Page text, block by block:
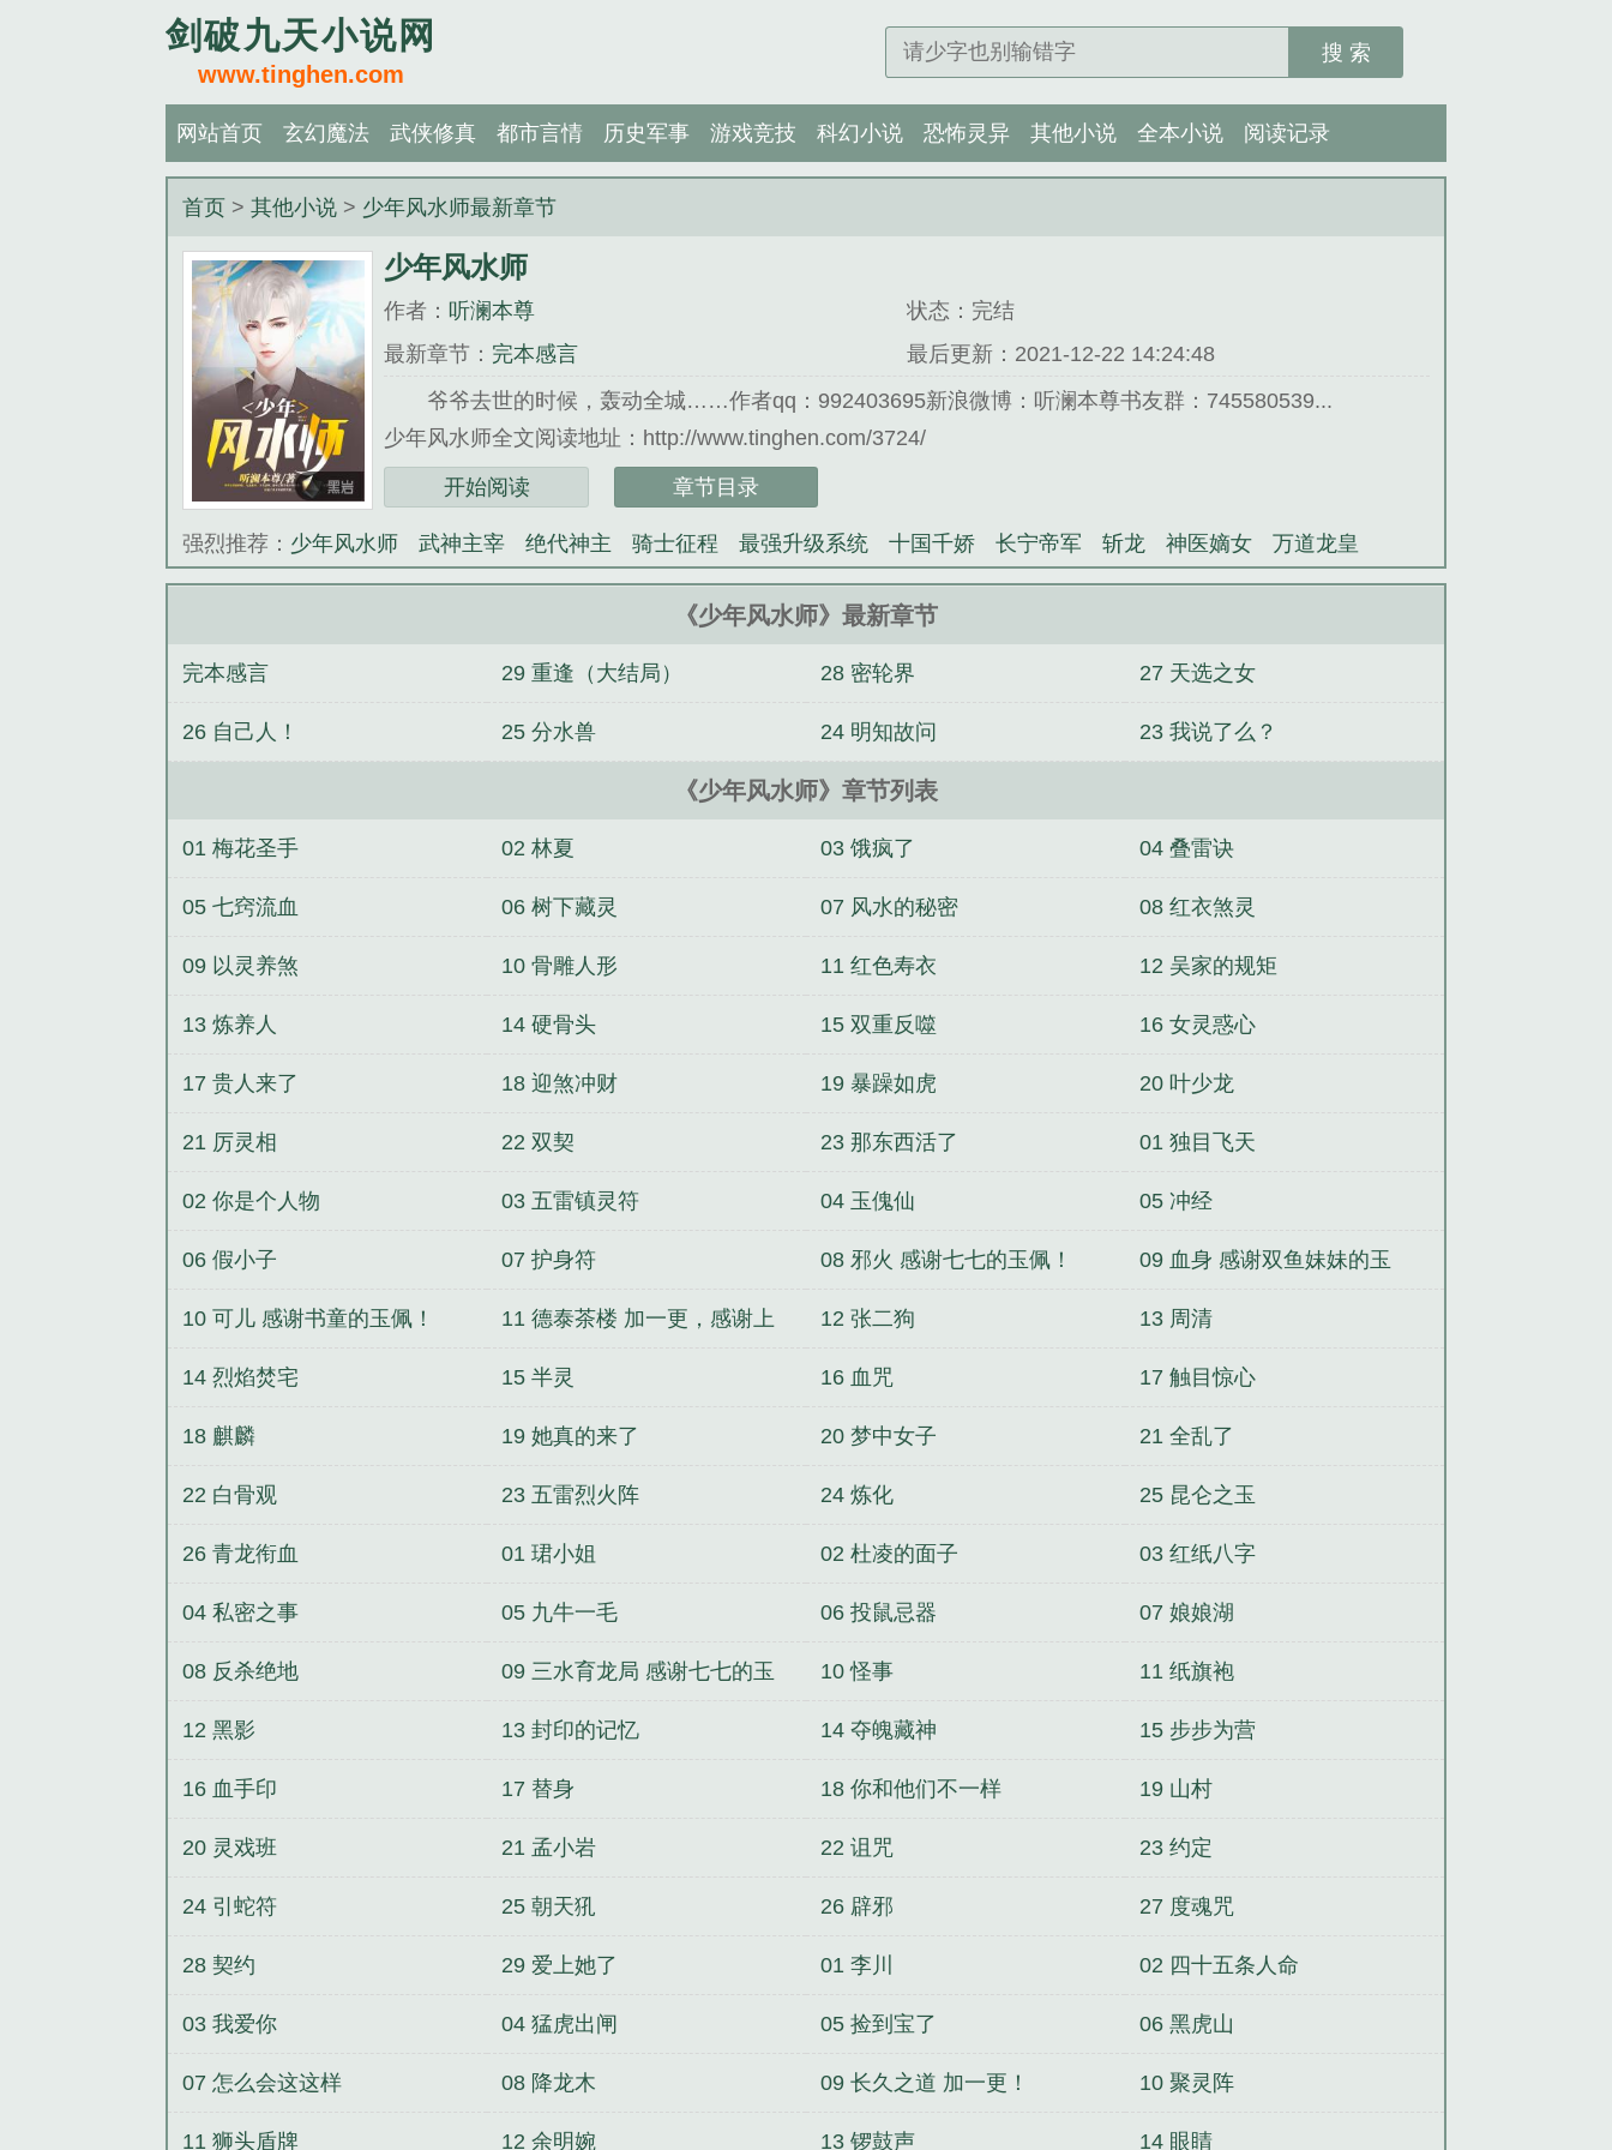
剑破九天小说网
www.tinghen.com
搜 索
网站首页 玄幻魔法 武侠修真 都市言情 历史军事 游戏竞技 科幻小说 恐怖灵异 其他小说 全本小说 阅读记录
首页 >其他小说 > 少年风水师最新章节
少年风水师
作者： 听澜本尊
状态：完结
最新章节： 完本感言
最后更新：2021-12-22 14:24:48
爷爷去世的时候，轰动全城……作者qq：992403695新浪微博：听澜本尊书友群：745580539...
少年风水师全文阅读地址：http://www.tinghen.com/3724/
开始阅读 章节目录
强烈推荐： 少年风水师 武神主宰 绝代神主 骑士征程 最强升级系统 十国千娇 长宁帝军 斩龙 神医嫡女 万道龙皇
《少年风水师》最新章节
完本感言 29 重逢（大结局） 28 密轮界 27 天选之女
26 自己人！ 25 分水兽 24 明知故问 23 我说了么？
《少年风水师》章节列表
01 梅花圣手 02 林夏 03 饿疯了 04 叠雷诀
05 七窍流血 06 树下藏灵 07 风水的秘密 08 红衣煞灵
09 以灵养煞 10 骨雕人形 11 红色寿衣 12 吴家的规矩
13 炼养人 14 硬骨头 15 双重反噬 16 女灵惑心
17 贵人来了 18 迎煞冲财 19 暴躁如虎 20 叶少龙
21 厉灵相 22 双契 23 那东西活了 01 独目飞天
02 你是个人物 03 五雷镇灵符 04 玉傀仙 05 冲经
06 假小子 07 护身符 08 邪火 感谢七七的玉佩！ 09 血身 感谢双鱼妹妹的玉
佩！
10 可儿 感谢书童的玉佩！ 11 德泰茶楼 加一更，感谢上
架之前大家的皇冠和玉佩！
12 张二狗 13 周清
14 烈焰焚宅 15 半灵 16 血咒 17 触目惊心
18 麒麟 19 她真的来了 20 梦中女子 21 全乱了
22 白骨观 23 五雷烈火阵 24 炼化 25 昆仑之玉
26 青龙衔血 01 珺小姐 02 杜凌的面子 03 红纸八字
04 私密之事 05 九牛一毛 06 投鼠忌器 07 娘娘湖
08 反杀绝地 09 三水育龙局 感谢七七的玉
佩！
10 怪事 11 纸旗袍
12 黑影 13 封印的记忆 14 夺魄藏神 15 步步为营
16 血手印 17 替身 18 你和他们不一样 19 山村
20 灵戏班 21 孟小岩 22 诅咒 23 约定
24 引蛇符 25 朝天犼 26 辟邪 27 度魂咒
28 契约 29 爱上她了 01 李川 02 四十五条人命
03 我爱你 04 猛虎出闸 05 捡到宝了 06 黑虎山
07 怎么会这这样 08 降龙木 09 长久之道 加一更！ 10 聚灵阵
11 狮头盾牌 12 余明婉 13 锣鼓声 14 眼睛